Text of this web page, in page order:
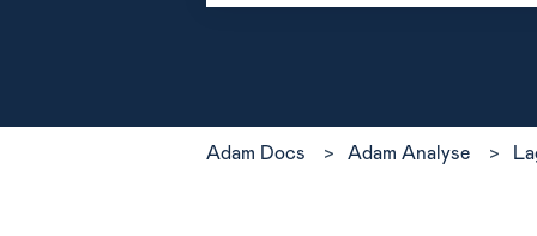
Adam Docs Adam Analyse